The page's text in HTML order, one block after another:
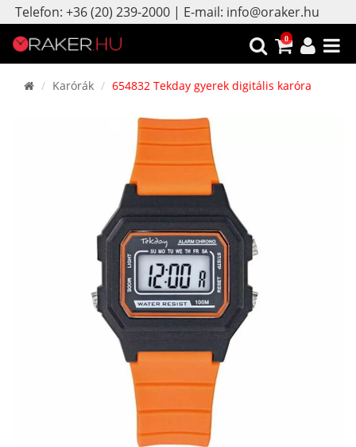
Telefon: +36 (20) 239-2000 | E-mail: info@oraker.hu
0
Karórák 654832 Tekday gyerek digitális karóra